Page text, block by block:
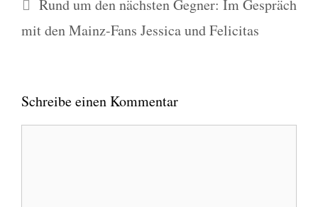
Rund um den nächsten Gegner: Im Gespräch
mit den Mainz-Fans Jessica und Felicitas
Schreibe einen Kommentar
Kommentar